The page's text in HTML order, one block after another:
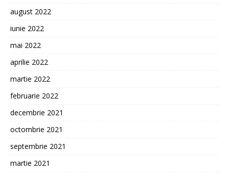
august 2022
iunie 2022
mai 2022
aprilie 2022
martie 2022
februarie 2022
decembrie 2021
octombrie 2021
septembrie 2021
martie 2021